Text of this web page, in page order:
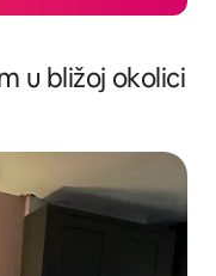
u bližoj okolici
„Odabrali gosti”